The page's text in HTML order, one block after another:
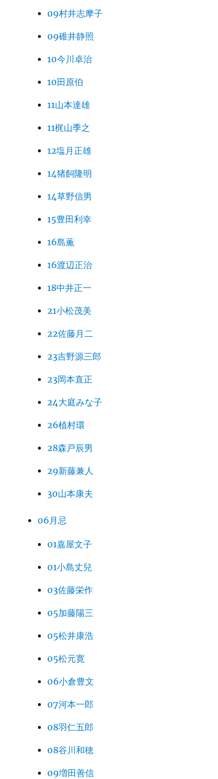
09村井志摩子
09碓井静照
10今川卓治
10田原伯
11山本達雄
11梶山季之
12塩月正雄
14猪飼隆明
14草野信男
15豊田利幸
16島薫
16渡辺正治
18中井正一
21小松茂美
22佐藤月二
23吉野源三郎
23岡本直正
24大庭みな子
26植村環
28森戸辰男
29新藤兼人
30山本康夫
06月忌
01嘉屋文子
01小島丈兒
03佐藤栄作
05加藤陽三
05松井康浩
05松元寛
06小倉豊文
07河本一郎
08羽仁五郎
08谷川和穂
09増田善信